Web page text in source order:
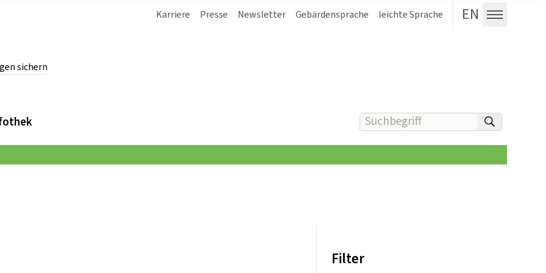
sichern
Karriere Presse Newsletter Gebärdensprache leichte Sprache EN
Menü
Suchbegriff(e) eingeben
Filter